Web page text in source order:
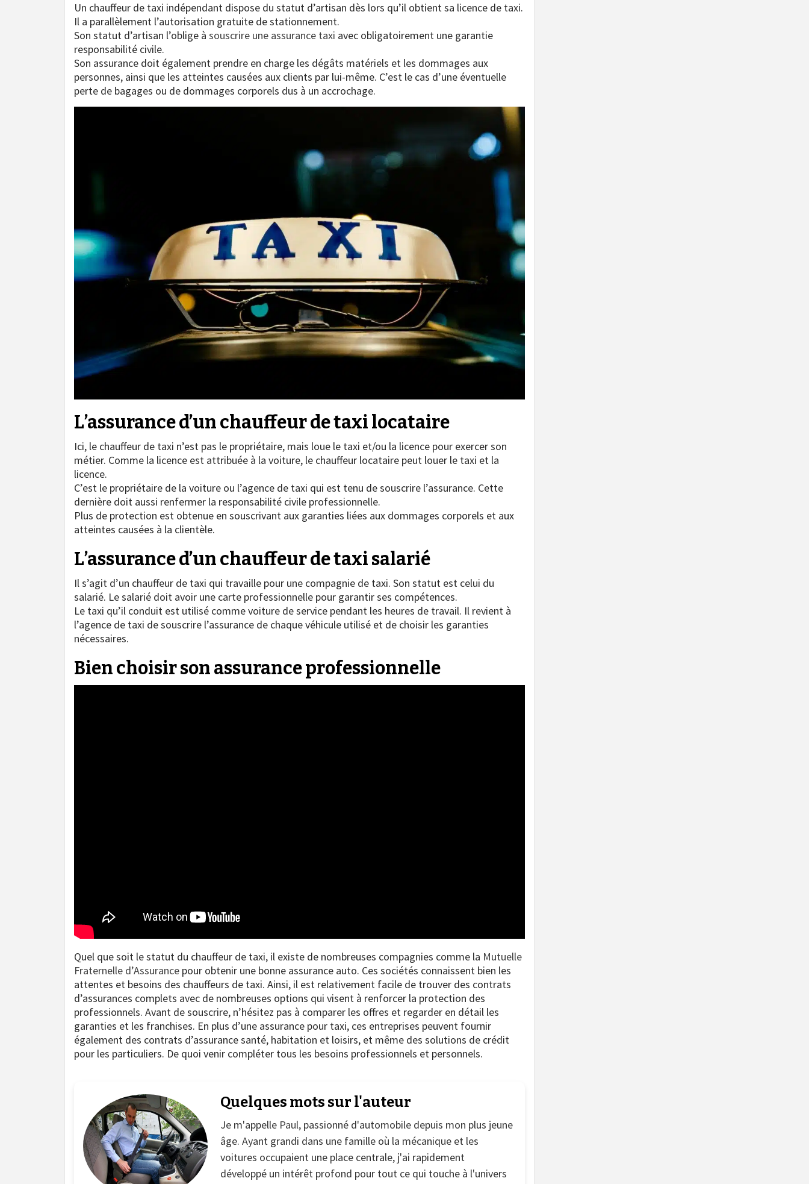
Un chauffeur de taxi indépendant dispose du statut d’artisan dès lors qu’il obtient sa licence de taxi.
Il a parallèlement l’autorisation gratuite de stationnement.
Son statut d’artisan l’oblige à souscrire une assurance taxi avec obligatoirement une garantie
responsabilité civile.
Son assurance doit également prendre en charge les dégâts matériels et les dommages aux
personnes, ainsi que les atteintes causées aux clients par lui-même. C’est le cas d’une éventuelle
perte de bagages ou de dommages corporels dus à un accrochage.
L’assurance d’un chauffeur de taxi locataire
Ici, le chauffeur de taxi n’est pas le propriétaire, mais loue le taxi et/ou la licence pour exercer son
métier. Comme la licence est attribuée à la voiture, le chauffeur locataire peut louer le taxi et la
licence.
C’est le propriétaire de la voiture ou l’agence de taxi qui est tenu de souscrire l’assurance. Cette
dernière doit aussi renfermer la responsabilité civile professionnelle.
Plus de protection est obtenue en souscrivant aux garanties liées aux dommages corporels et aux
atteintes causées à la clientèle.
L’assurance d’un chauffeur de taxi salarié
Il s’agit d’un chauffeur de taxi qui travaille pour une compagnie de taxi. Son statut est celui du
salarié. Le salarié doit avoir une carte professionnelle pour garantir ses compétences.
Le taxi qu’il conduit est utilisé comme voiture de service pendant les heures de travail. Il revient à
l’agence de taxi de souscrire l’assurance de chaque véhicule utilisé et de choisir les garanties
nécessaires.
Bien choisir son assurance professionnelle
Quel que soit le statut du chauffeur de taxi, il existe de nombreuses compagnies comme la Mutuelle
Fraternelle d’Assurance pour obtenir une bonne assurance auto. Ces sociétés connaissent bien les
attentes et besoins des chauffeurs de taxi. Ainsi, il est relativement facile de trouver des contrats
d’assurances complets avec de nombreuses options qui visent à renforcer la protection des
professionnels. Avant de souscrire, n’hésitez pas à comparer les offres et regarder en détail les
garanties et les franchises. En plus d’une assurance pour taxi, ces entreprises peuvent fournir
également des contrats d’assurance santé, habitation et loisirs, et même des solutions de crédit
pour les particuliers. De quoi venir compléter tous les besoins professionnels et personnels.
Quelques mots sur l'auteur
Je m'appelle Paul, passionné d'automobile depuis mon plus jeune
âge. Ayant grandi dans une famille où la mécanique et les
voitures occupaient une place centrale, j'ai rapidement
développé un intérêt profond pour tout ce qui touche à l'univers